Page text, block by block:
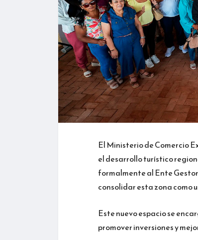
El Ministerio de Comercio
el desarrollo turístico
formalmente al Ente
consolidar esta zona como
Este nuevo espacio se
promover inversiones y